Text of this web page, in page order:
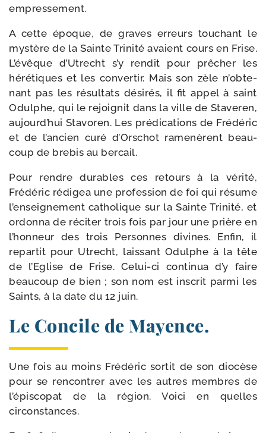
empressement.
A cette époque, de graves erreurs tou­chant le
mys­tère de la Sainte Trinité avaient cours en Frise.
L’évêque d’Utrecht s’y ren­dit pour prê­cher les
héré­tiques et les conver­tir. Mais son zèle n’obte­
nant pas les résul­tats dési­rés, il fit appel à saint
Odulphe, qui le rejoi­gnit dans la ville de Staveren,
aujourd’hui Stavoren. Les pré­dications de Frédéric
et de l’ancien curé d’Orschot rame­nèrent beau­
coup de bre­bis au bercail.
Pour rendre durables ces retours à la véri­té,
Frédéric rédi­gea une pro­fes­sion de foi qui résume
l’enseignement catho­lique sur la Sainte Trinité, et
ordon­na de réci­ter trois fois par jour une prière en
l’hon­neur des trois Personnes divines. Enfin, il
repar­tit pour Utrecht, lais­sant Odulphe à la tête
de l’Eglise de Frise. Celui-​ci conti­nua d’y faire
beau­coup de bien ; son nom est ins­crit par­mi les
Saints, à la date du 12 juin.
Le Concile de Mayence.
Une fois au moins Frédéric sor­tit de son dio­cèse
pour se rencon­trer avec les autres membres de
l’épiscopat de la région. Voici en quelles
circonstances.